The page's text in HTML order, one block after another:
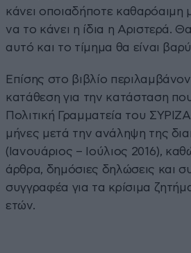
κάνει οποιαδήποτε καθαρόαιμη
να το κάνει η ίδια η Αριστερά.
αυτό και το τίμημα θα είναι
Επίσης στο βιβλίο
κατάθεση για την κατάσταση
Πολιτική Γραμματεία του
μήνες μετά την ανάληψη της
(Ιανουάριος – Ιούλιος 2016),
άρθρα, δημόσιες δηλώσεις και
συγγραφέα για τα κρίσιμα
ετών.